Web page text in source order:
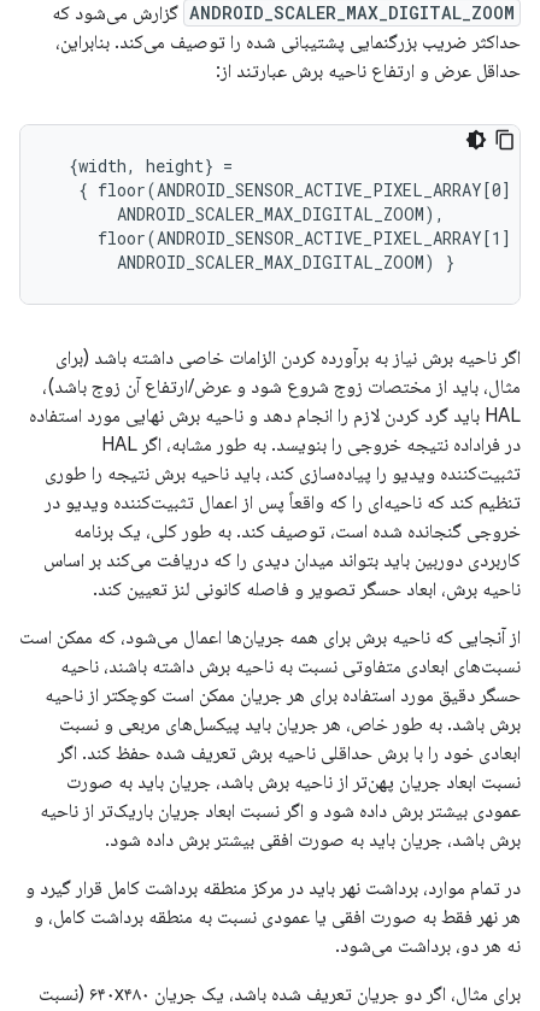
ANDROID_SCALER_MAX_DIGITAL_ZOOM گزارش می‌شود که
حداکثر ضریب بزرگنمایی پشتیبانی شده را توصیف می‌کند. بنابراین،
حداقل عرض و ارتفاع ناحیه برش عبارتند از:
  {width, height} =
   { floor(ANDROID_SENSOR_ACTIVE_PIXEL_ARRAY[0] /
       ANDROID_SCALER_MAX_DIGITAL_ZOOM),
     floor(ANDROID_SENSOR_ACTIVE_PIXEL_ARRAY[1] /
اگر ناحیه برش نیاز به برآورده کردن الزامات خاصی داشته باشد (برای
مثال، باید از مختصات زوج شروع شود و عرض/ارتفاع آن زوج باشد)،
HAL باید گرد کردن لازم را انجام دهد و ناحیه برش نهایی مورد استفاده
در فراداده نتیجه خروجی را بنویسد. به طور مشابه، اگر HAL
تثبیت‌کننده ویدیو را پیاده‌سازی کند، باید ناحیه برش نتیجه را طوری
تنظیم کند که ناحیه‌ای را که واقعاً پس از اعمال تثبیت‌کننده ویدیو در
خروجی گنجانده شده است، توصیف کند. به طور کلی، یک برنامه
کاربردی دوربین باید بتواند میدان دیدی را که دریافت می‌کند بر اساس
ناحیه برش، ابعاد حسگر تصویر و فاصله کانونی لنز تعیین کند.
از آنجایی که ناحیه برش برای همه جریان‌ها اعمال می‌شود، که ممکن است
نسبت‌های ابعادی متفاوتی نسبت به ناحیه برش داشته باشند، ناحیه
حسگر دقیق مورد استفاده برای هر جریان ممکن است کوچکتر از ناحیه
برش باشد. به طور خاص، هر جریان باید پیکسل‌های مربعی و نسبت
ابعادی خود را با برش حداقلی ناحیه برش تعریف شده حفظ کند. اگر
نسبت ابعاد جریان پهن‌تر از ناحیه برش باشد، جریان باید به صورت
عمودی بیشتر برش داده شود و اگر نسبت ابعاد جریان باریک‌تر از ناحیه
برش باشد، جریان باید به صورت افقی بیشتر برش داده شود.
در تمام موارد، برداشت نهر باید در مرکز منطقه برداشت کامل قرار گیرد و
هر نهر فقط به صورت افقی یا عمودی نسبت به منطقه برداشت کامل، و
نه هر دو، برداشت می‌شود.
برای مثال، اگر دو جریان تعریف شده باشد، یک جریان ۶۴۰x۴۸۰ (نسبت